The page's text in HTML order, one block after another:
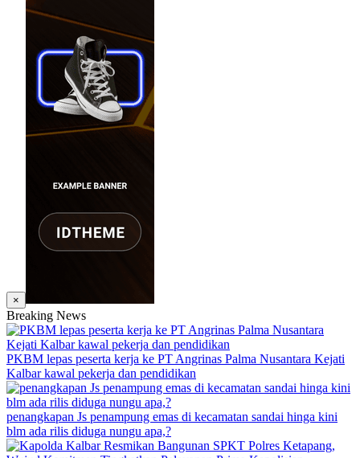
×
Breaking News
PKBM lepas peserta kerja ke PT Angrinas Palma Nusantara Kejati
Kalbar kawal pekerja dan pendidikan
penangkapan Js penampung emas di kecamatan sandai hinga kini
blm ada rilis diduga nungu apa,?